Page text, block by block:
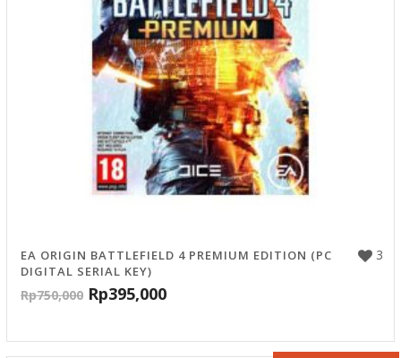
3
EA ORIGIN BATTLEFIELD 4 PREMIUM EDITION (PC
DIGITAL SERIAL KEY)
Rp750,000 Rp395,000